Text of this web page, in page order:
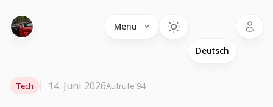
Menu
Tech 14. Juni 2026Aufrufe 94